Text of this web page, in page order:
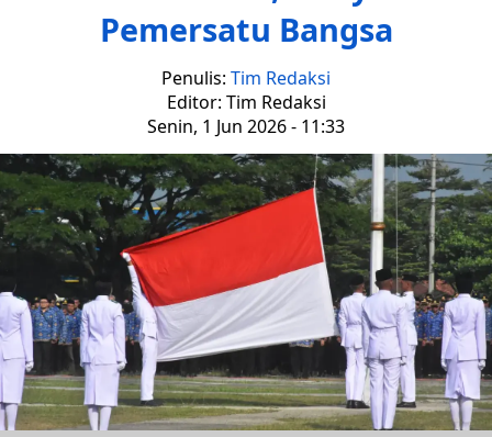
Pemersatu Bangsa
Penulis: Tim Redaksi
Editor: Tim Redaksi
Senin, 1 Jun 2026 - 11:33